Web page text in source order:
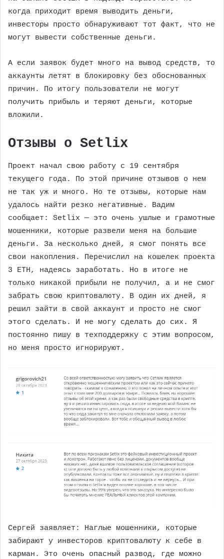
когда приходит время выводить деньги,
инвесторы просто обнаруживают тот факт, что не
могут вывести собственные деньги.
А если заявок будет много на вывод средств, то
аккаунты летят в блокировку без обоснованных
причин. По итогу пользователи не могут
получить прибыль и теряют деньги, которые
вложили.
Отзывы о Setlix
Проект начал свою работу с 19 сентября
текущего года. По этой причине отзывов о нем
не так уж и много. Но те отзывы, которые нам
удалось найти резко негативные. Вадим
сообщает: Setlix — это очень ушлые и грамотные
мошенники, которые развели меня на большие
деньги. За несколько дней, я смог понять все
свои накопления. Перечислил на кошелек проекта
3 ETH, надеясь заработать. Но в итоге не
только никакой прибыли не получил, а и не смог
забрать свою криптовалюту. В один их дней, я
решил зайти в свой аккаунт и просто не смог
этого сделать. И не могу сделать до сих. Я
постоянно пишу в техподдержку с этим вопросом,
но меня просто игнорируют.
Сергей заявляет: Наглые мошенники, которые
забирают у инвесторов криптовалюту к себе в
карман. Это очень опасный развод, где можно